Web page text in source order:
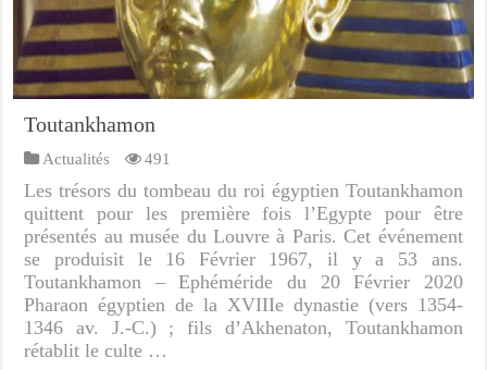
Toutankhamon
Actualités 491
Les trésors du tombeau du roi égyptien Toutankhamon
quittent pour les première fois l’Egypte pour être
présentés au musée du Louvre à Paris. Cet événement
se produisit le 16 Février 1967, il y a 53 ans.
Toutankhamon – Ephéméride du 20 Février 2020
Pharaon égyptien de la XVIIIe dynastie (vers 1354-
1346 av. J.-C.) ; fils d’Akhenaton, Toutankhamon
rétablit le culte …